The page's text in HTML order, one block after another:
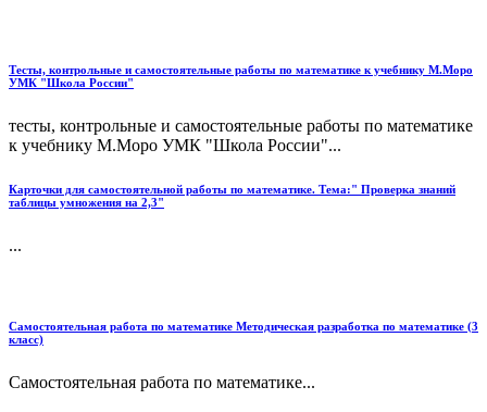
Тесты, контрольные и самостоятельные работы по математике к учебнику М.Моро
УМК "Школа России"
тесты, контрольные и самостоятельные работы по математике
к учебнику М.Моро УМК "Школа России"...
Карточки для самостоятельной работы по математике. Тема:" Проверка знаний
таблицы умножения на 2,3"
...
Самостоятельная работа по математике Методическая разработка по математике (3
класс)
Самостоятельная работа по математике...